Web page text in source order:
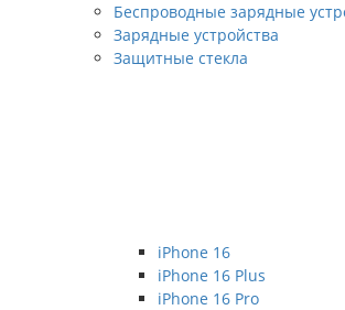
Беспроводные зарядные
Зарядные устройства
Защитные стекла
iPhone 16
iPhone 16 Plus
iPhone 16 Pro